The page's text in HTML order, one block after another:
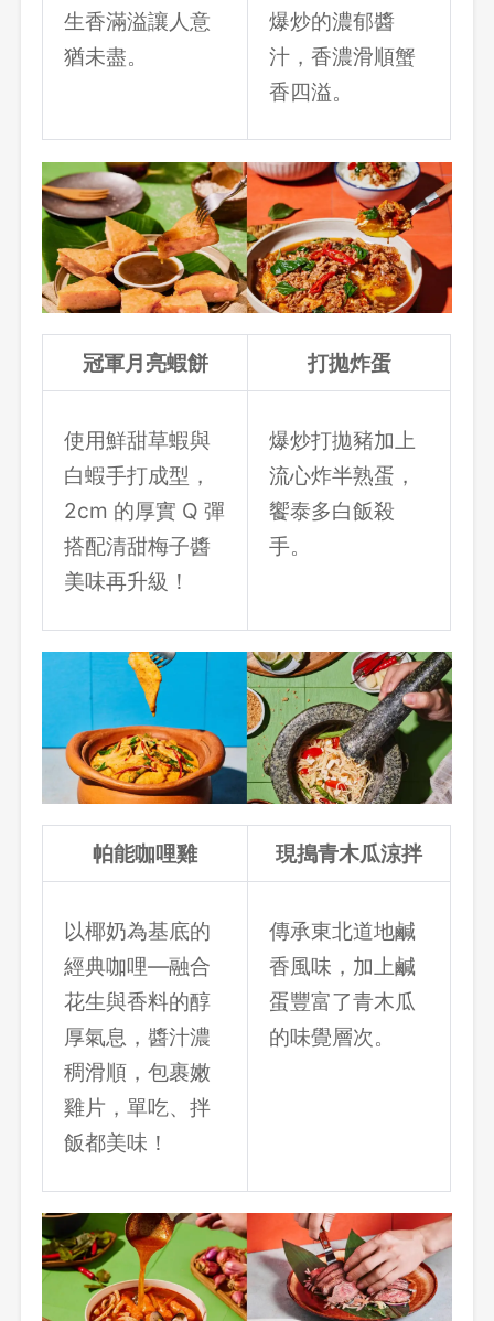
生香滿溢讓人意
猶未盡。
爆炒的濃郁醬
汁，香濃滑順蟹
香四溢。
冠軍月亮蝦餅 打拋炸蛋
使用鮮甜草蝦與
白蝦手打成型，
2cm 的厚實 Q 彈
搭配清甜梅子醬
美味再升級！
爆炒打拋豬加上
流心炸半熟蛋，
饗泰多白飯殺
手。
帕能咖哩雞 現搗青木瓜涼拌
以椰奶為基底的
經典咖哩—融合
花生與香料的醇
厚氣息，醬汁濃
稠滑順，包裹嫩
雞片，單吃、拌
飯都美味！
傳承東北道地鹹
香風味，加上鹹
蛋豐富了青木瓜
的味覺層次。
先不要